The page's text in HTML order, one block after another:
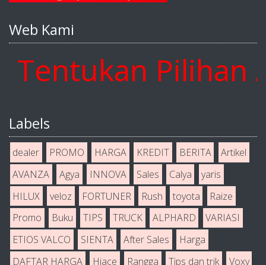
Web Kami
Pilihan
Labels
dealer PROMO HARGA KREDIT BERITA
Artikel
AVANZA
Agya INNOVA Sales Calya
yaris
HILUX
veloz FORTUNER Rush toyota
Raize
Promo
Buku TIPS TRUCK ALPHARD
VARIASI
ETIOS VALCO
SIENTA After Sales
Harga
DAFTAR HARGA
Hiace Rangga Tips dan trik
Voxy